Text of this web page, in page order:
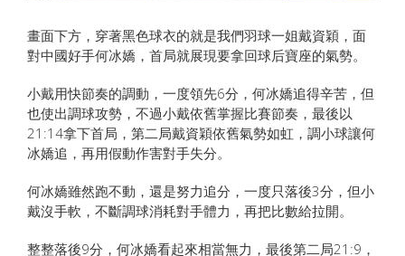
畫面下方，穿著黑色球衣的就是我們羽球一姐戴資穎，面
對中國好手何冰嬌，首局就展現要拿回球后寶座的氣勢。
小戴用快節奏的調動，一度領先6分，何冰嬌追得辛苦，但
也使出調球攻勢，不過小戴依舊掌握比賽節奏，最後以
21:14拿下首局，第二局戴資穎依舊氣勢如虹，調小球讓何
冰嬌追，再用假動作害對手失分。
何冰嬌雖然跑不動，還是努力追分，一度只落後3分，但小
戴沒手軟，不斷調球消耗對手體力，再把比數給拉開。
整整落後9分，何冰嬌看起來相當無力，最後第二局21:9，